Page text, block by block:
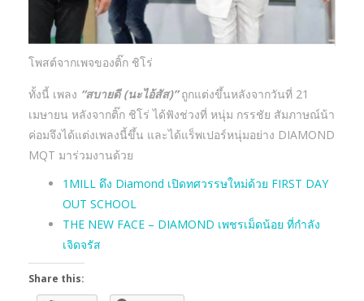
โพสต์จากเพจของติ๊ก ชิโร่
ทั้งนี้ เพลง “สบายดี (นะไอ้สัส)”ถูกแต่งขึ้นหลังจากวันที่ 21
เมษายน หลังจากติ๊ก ชิโร่ ได้ฟังช่วงที่ หนุ่ม กรรชัย สัมภาษณ์น้า
ค่อมจึงได้แต่งเพลงนี้ขึ้น และได้แร็พเปอร์หนุ่มอย่าง DIAMOND
MQT มาร่วมงานด้วย
1MILL ดึง Diamond เปิดทศวรรษใหม่ด้วย FIRST DAY
OUT SCHOOL
THE NEW FACE – DIAMOND เพชรเม็ดน้อย ที่กำลัง
เจิดจรัส
Share this: